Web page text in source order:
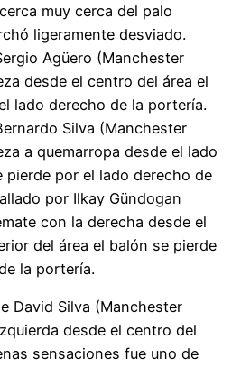
muy cerca del palo
ligeramente desviado.
Agüero (Manchester
desde el centro del área el
lado derecho de la portería.
Silva (Manchester
a quemarropa desde el lado
pierde por el lado derecho de
por Ilkay Gündogan
con la derecha desde el
del área el balón se pierde
la portería.
David Silva (Manchester
desde el centro del
sensaciones fue uno de